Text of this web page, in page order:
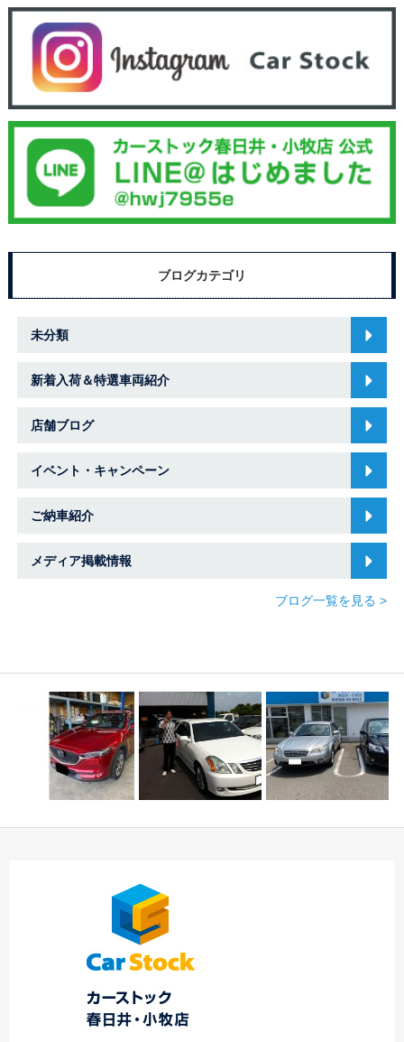
ブログカテゴリ
未分類
新着入荷＆特選車両紹介
店舗ブログ
イベント・キャンペーン
ご納車紹介
メディア掲載情報
ブログ一覧を見る >
リット御納車！！★…